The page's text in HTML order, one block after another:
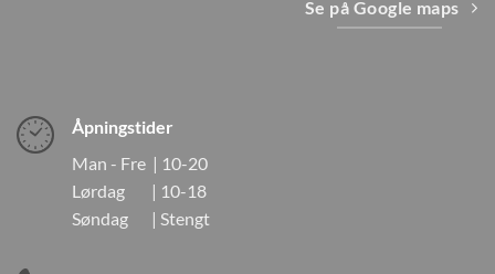
Se på Google maps
Åpningstider
Man - Fre | 10-20
Lørdag | 10-18
Søndag | Stengt